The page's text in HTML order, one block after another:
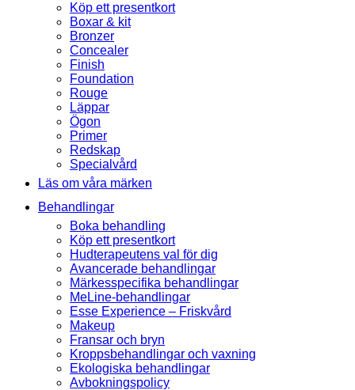
Köp ett presentkort
Boxar & kit
Bronzer
Concealer
Finish
Foundation
Rouge
Läppar
Ögon
Primer
Redskap
Specialvård
Läs om våra märken
Behandlingar
Boka behandling
Köp ett presentkort
Hudterapeutens val för dig
Avancerade behandlingar
Märkesspecifika behandlingar
MeLine-behandlingar
Esse Experience – Friskvård
Makeup
Fransar och bryn
Kroppsbehandlingar och vaxning
Ekologiska behandlingar
Avbokningspolicy